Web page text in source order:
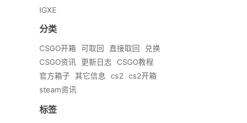
IGXE
分类
CSGO开箱 可取回 直接取回
兑换
CSGO资讯
更新日志
CSGO教程
官方箱子
其它信息 cs2
cs2开箱
steam资讯
标签